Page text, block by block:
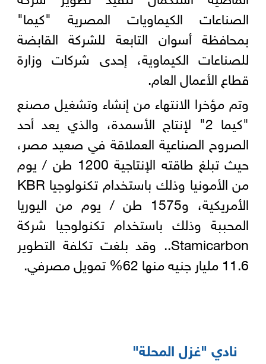
الصناعات الكيماويات المصرية "كيما"
بمحافظة أسوان التابعة للشركة القابضة
للصناعات الكيماوية، إحدى شركات وزارة
قطاع الأعمال العام.
وتم مؤخرا الانتهاء من إنشاء وتشغيل مصنع
"كيما 2" لإنتاج الأسمدة، والذي يعد أحد
الصروح الصناعية العملاقة في صعيد مصر،
حيث تبلغ طاقته الإنتاجية 1200 طن / يوم
من الأمونيا وذلك باستخدام تكنولوجيا KBR
الأمريكية، و1575 طن / يوم من اليوريا
المحببة وذلك باستخدام تكنولوجيا شركة
Stamicarbon.. وقد بلغت تكلفة التطوير
11.6 مليار جنيه منها 62% تمويل مصرفي.
نادي "غزل المحلة"